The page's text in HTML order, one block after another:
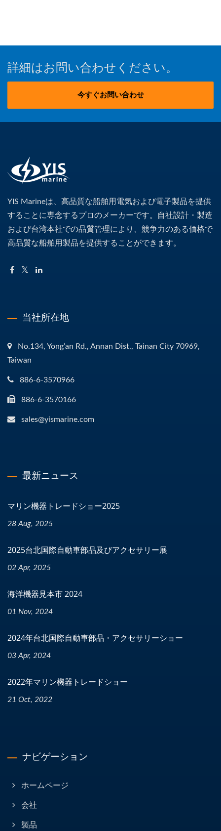
詳細はお問い合わせください。
今すぐお問い合わせ
YIS Marineは、高品質な船舶用電気および電子製品を提供
することに専念するプロのメーカーです。自社設計・製造
および台湾本社での品質管理により、競争力のある価格で
高品質な船舶用製品を提供することができます。
当社所在地
No.134, Yong’an Rd., Annan Dist., Tainan City 70969,
Taiwan
886-6-3570966
886-6-3570166
sales@yismarine.com
最新ニュース
マリン機器トレードショー2025
28 Aug, 2025
2025台北国際自動車部品及びアクセサリー展
02 Apr, 2025
海洋機器見本市 2024
01 Nov, 2024
2024年台北国際自動車部品・アクセサリーショー
03 Apr, 2024
2022年マリン機器トレードショー
21 Oct, 2022
ナビゲーション
ホームページ
会社
製品